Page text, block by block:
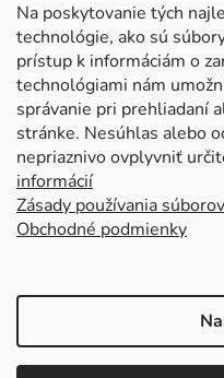
Na poskytovanie tých
technológie, ako sú
prístup k informáciám o
technológiami nám
správanie pri prehliadaní
stránke. Nesúhlas alebo
nepriaznivo ovplyvniť
informácií
Zásady používania
Obchodné podmienky
Super. Odporúčam
Facebook
Kolex, s.r.o. -
Honda